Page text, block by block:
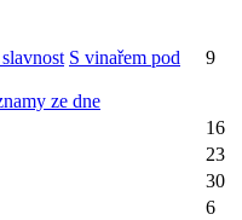
S vinařem pod
ze dne
9
16
23
30
6